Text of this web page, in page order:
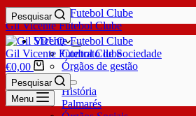
Gil Vicente Futebol Clube
Pesquisar
SDUQ
Contrato de Sociedade
Órgãos de gestão
Clube
História
Palmarés
Gil Vicente Futebol Clube
€0,00
Pesquisar
Menu